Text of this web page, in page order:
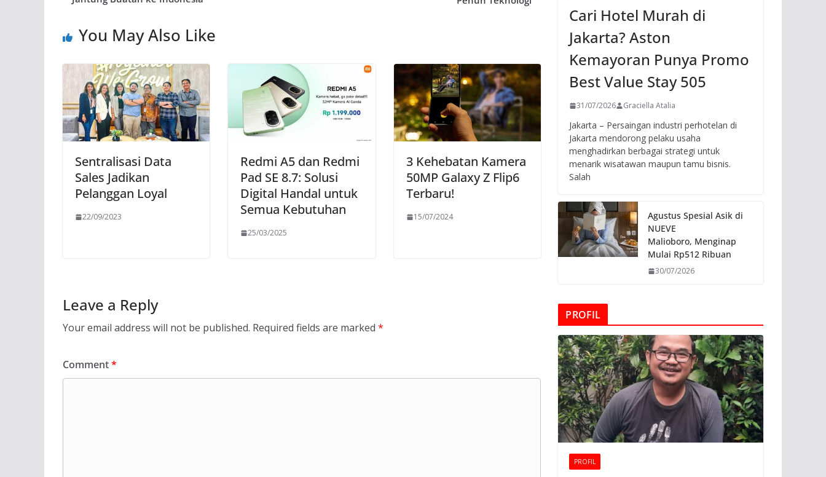
You May Also Like
Sentralisasi Data
Sales Jadikan
Pelanggan Loyal
22/09/2023
Redmi A5 dan Redmi
Pad SE 8.7: Solusi
Digital Handal untuk
Semua Kebutuhan
25/03/2025
3 Kehebatan Kamera
50MP Galaxy Z Flip6
Terbaru!
15/07/2024
Leave a Reply
Your email address will not be published. Required fields are marked *
Comment*
Cari Hotel Murah di
Jakarta? Aston
Kemayoran Punya Promo
Best Value Stay 505
31/07/2026 Graciella Atalia
Jakarta – Persaingan industri perhotelan di
Jakarta mendorong pelaku usaha
menghadirkan berbagai strategi untuk
menarik wisatawan maupun tamu bisnis.
Salah
Agustus Spesial Asik di
NUEVE
Malioboro, Menginap
Mulai Rp512 Ribuan
30/07/2026
PROFIL
PROFIL